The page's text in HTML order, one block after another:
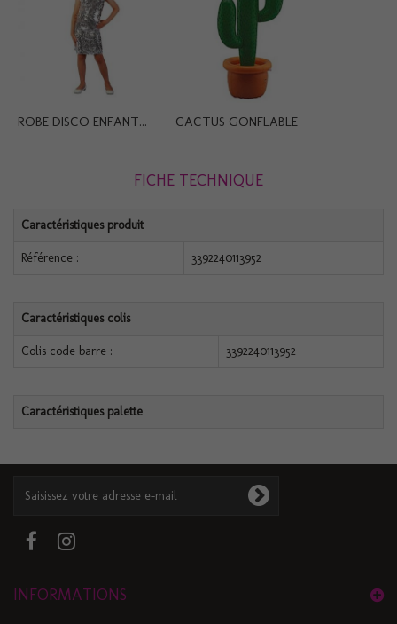
ROBE DISCO ENFANT... CACTUS GONFLABLE
FICHE TECHNIQUE
Caractéristiques produit
Référence : 3392240113952
Caractéristiques colis
Colis code barre : 3392240113952
Caractéristiques palette
INFORMATIONS